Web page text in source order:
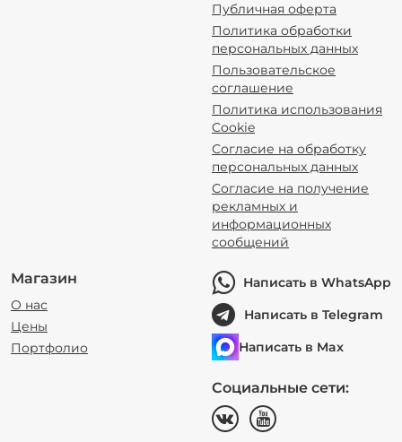
Публичная оферта
Политика обработки
персональных данных
Пользовательское
соглашение
Политика использования
Cookie
Согласие на обработку
персональных данных
Согласие на получение
рекламных и
информационных
сообщений
Магазин
О нас
Цены
Портфолио
Написать в WhatsApp
Написать в Telegram
Написать в Max
Социальные сети: